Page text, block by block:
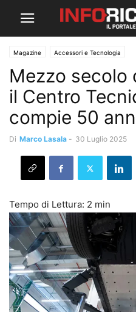
Magazine Accessori e Tecnologia
Mezzo secolo
il Centro
compie 50
Di Marco Lasala - 30 Luglio 2025